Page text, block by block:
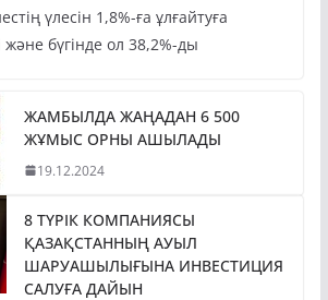
үлесін 1,8%-ға ұлғайтуға
және бүгінде ол 38,2%-ды
ЖАМБЫЛДА ЖАҢАДАН 6 500
ЖҰМЫС ОРНЫ АШЫЛАДЫ
19.12.2024
8 ТҮРІК КОМПАНИЯСЫ
ҚАЗАҚСТАННЫҢ АУЫЛ
ШАРУАШЫЛЫҒЫНА ИНВЕСТИЦИЯ
САЛУҒА ДАЙЫН